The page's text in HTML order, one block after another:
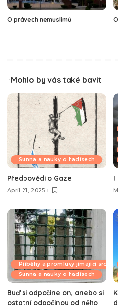
O právech nemuslimů
Mohlo by vás také bavit
Sunna a nauky o hadísech
Předpovědi o Gaze
April 21, 2025
I
Příběhy a promluvy jímající srdce
Sunna a nauky o hadísech
Buď si odpočine on, anebo si
ostatní odpočinou od něho